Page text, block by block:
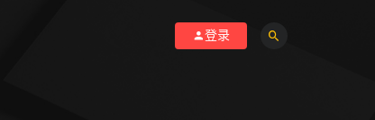
登录